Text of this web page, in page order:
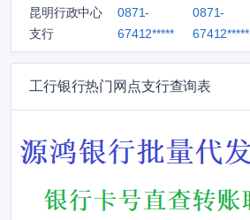
昆明行政中心
支行
0871-
67412*****
0871-
67412*****
工行银行热门网点支行查询表